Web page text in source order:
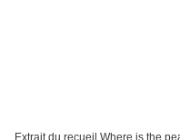
Extrait du recueil Where is the